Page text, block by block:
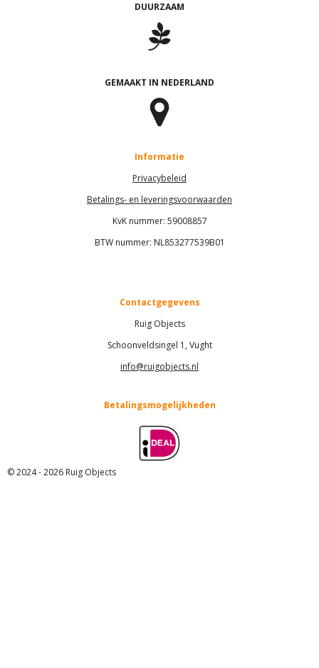
DUURZAAM
GEMAAKT IN NEDERLAND
Informatie
Privacybeleid
Betalings- en leveringsvoorwaarden
KvK nummer: 59008857
BTW nummer: NL853277539B01
Contactgegevens
Ruig Objects
Schoonveldsingel 1, Vught
info@ruigobjects.nl
Betalingsmogelijkheden
© 2024 - 2026 Ruig Objects